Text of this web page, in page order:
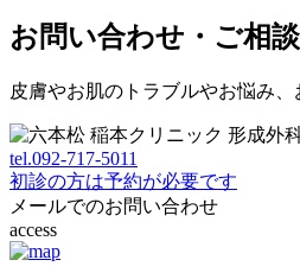
お問い合わせ・ご相談
皮膚やお肌のトラブルやお悩み
tel.092-717-5011
初診の方は予約が必要です
メールでのお問い合わせ
access